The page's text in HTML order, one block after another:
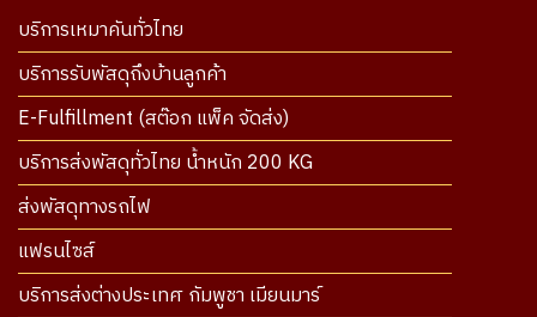
บริการเหมาคันทั่วไทย
บริการรับพัสดุถึงบ้านลูกค้า
E-Fulfillment (สต๊อก แพ็ค จัดส่ง)
บริการส่งพัสดุทั่วไทย น้ำหนัก 200 KG
ส่งพัสดุทางรถไฟ
แฟรนไซส์
บริการส่งต่างประเทศ กัมพูชา เมียนมาร์